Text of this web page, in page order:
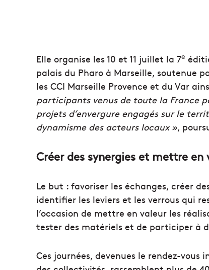
Elle organise les 10 et 11 juillet la 7e
palais du Pharo à Marseille, soutenue
les CCI Marseille Provence et du Var
participants venus de toute la France
projets d’envergure engagés sur le
dynamisme des acteurs locaux »,
Créer des synergies et mettre
Le but : favoriser les échanges, créer
identifier les leviers et les verrous qui
l’occasion de mettre en valeur les
tester des matériels et de participer à
Ces journées, devenues le rendez-